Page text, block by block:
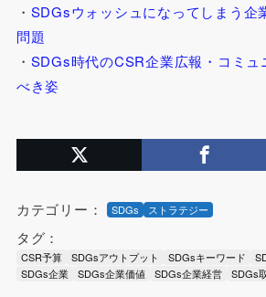
・ SDGsウォッシュになってしまう企
問題
・ SDGs時代のCSR企業広報・コミュ
べき姿
カテゴリー： SDGs ストラテジー
タグ：
CSR予算 SDGsアウトプット SDGsキーワード
SDGs企業
SDGs企業価値 SDGs企業経営 SDGs